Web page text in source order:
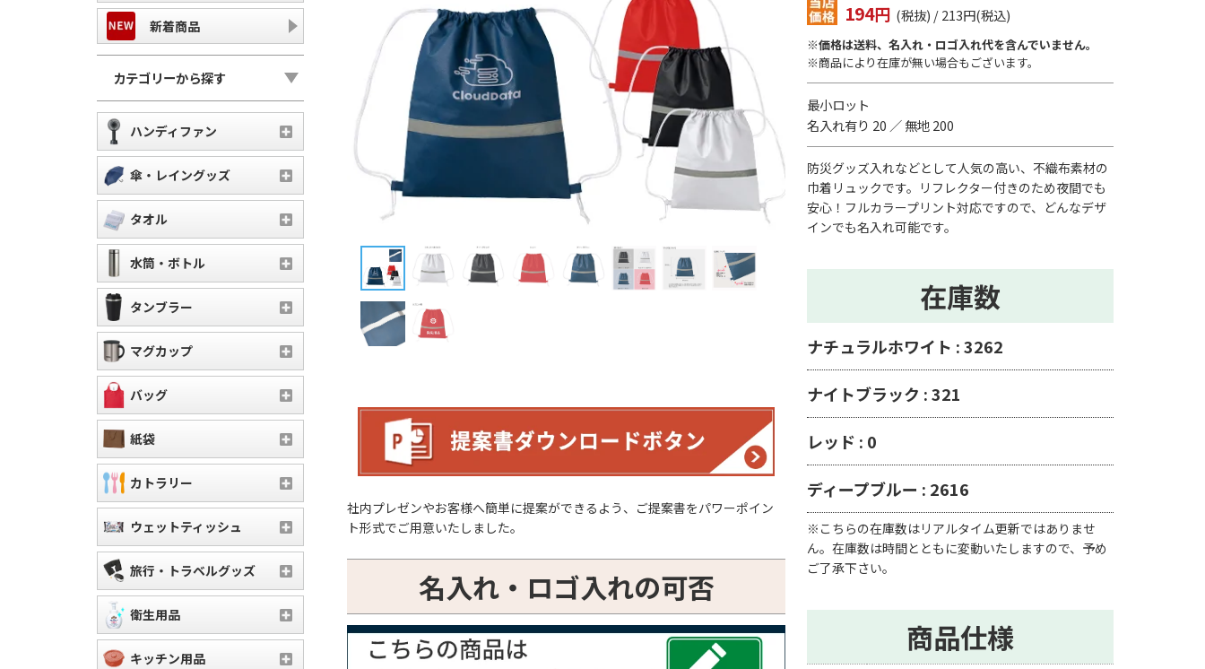
新着商品
カテゴリーから探す
ハンディファン
傘・レイングッズ
タオル
水筒・ボトル
タンブラー
マグカップ
バッグ
紙袋
カトラリー
ウェットティッシュ
旅行・トラベルグッズ
衛生用品
キッチン用品
194円 (税抜) / 213円(税込)
※価格は送料、名入れ・ロゴ入れ代を含んでいません。
※商品により在庫が無い場合もございます。
最小ロット
名入れ有り 20 ／ 無地 200
防災グッズ入れなどとして人気の高い、不織布素材の
巾着リュックです。リフレクター付きのため夜間でも
安心！フルカラープリント対応ですので、どんなデザ
インでも名入れ可能です。
在庫数
ナチュラルホワイト : 3262
ナイトブラック : 321
レッド : 0
ディープブルー : 2616
※こちらの在庫数はリアルタイム更新ではありませ
ん。在庫数は時間とともに変動いたしますので、予め
ご了承下さい。
商品仕様
社内プレゼンやお客様へ簡単に提案ができるよう、ご提案書をパワーポイン
ト形式でご用意いたしました。
名入れ・ロゴ入れの可否